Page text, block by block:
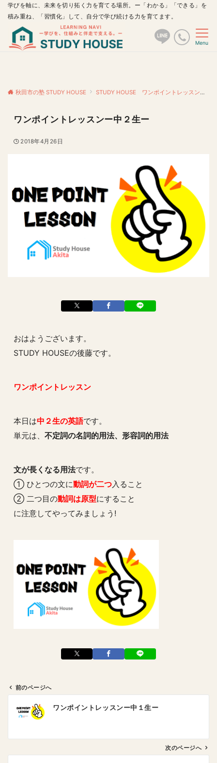
学びを軸に、未来を切り拓く力を育てる場所。ー「わかる」「できる」を
積み重ね、「習慣化」して、自分で学び続ける力を育てます。
Menu
秋田市の塾 STUDY HOUSE STUDY HOUSE ワンポイントレッスン
ワンポイントレッスンー中２生ー
2018年4月26日
おはようございます。
STUDY HOUSEの後藤です。
ワンポイントレッスン
本日は中２生の英語です。
単元は、 不定詞の名詞的用法、形容詞的用法
文が長くなる用法です。
① ひとつの文に動詞が二つ入ること
② 二つ目の動詞は原型にすること
に注意してやってみましょう!
ビ
前のページへ
ワンポイントレッスンー中１生ー
次のページへ